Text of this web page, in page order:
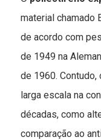
material chamado
de acordo com
de 1949 na
de 1960.
larga escala na
décadas, como
comparação ao